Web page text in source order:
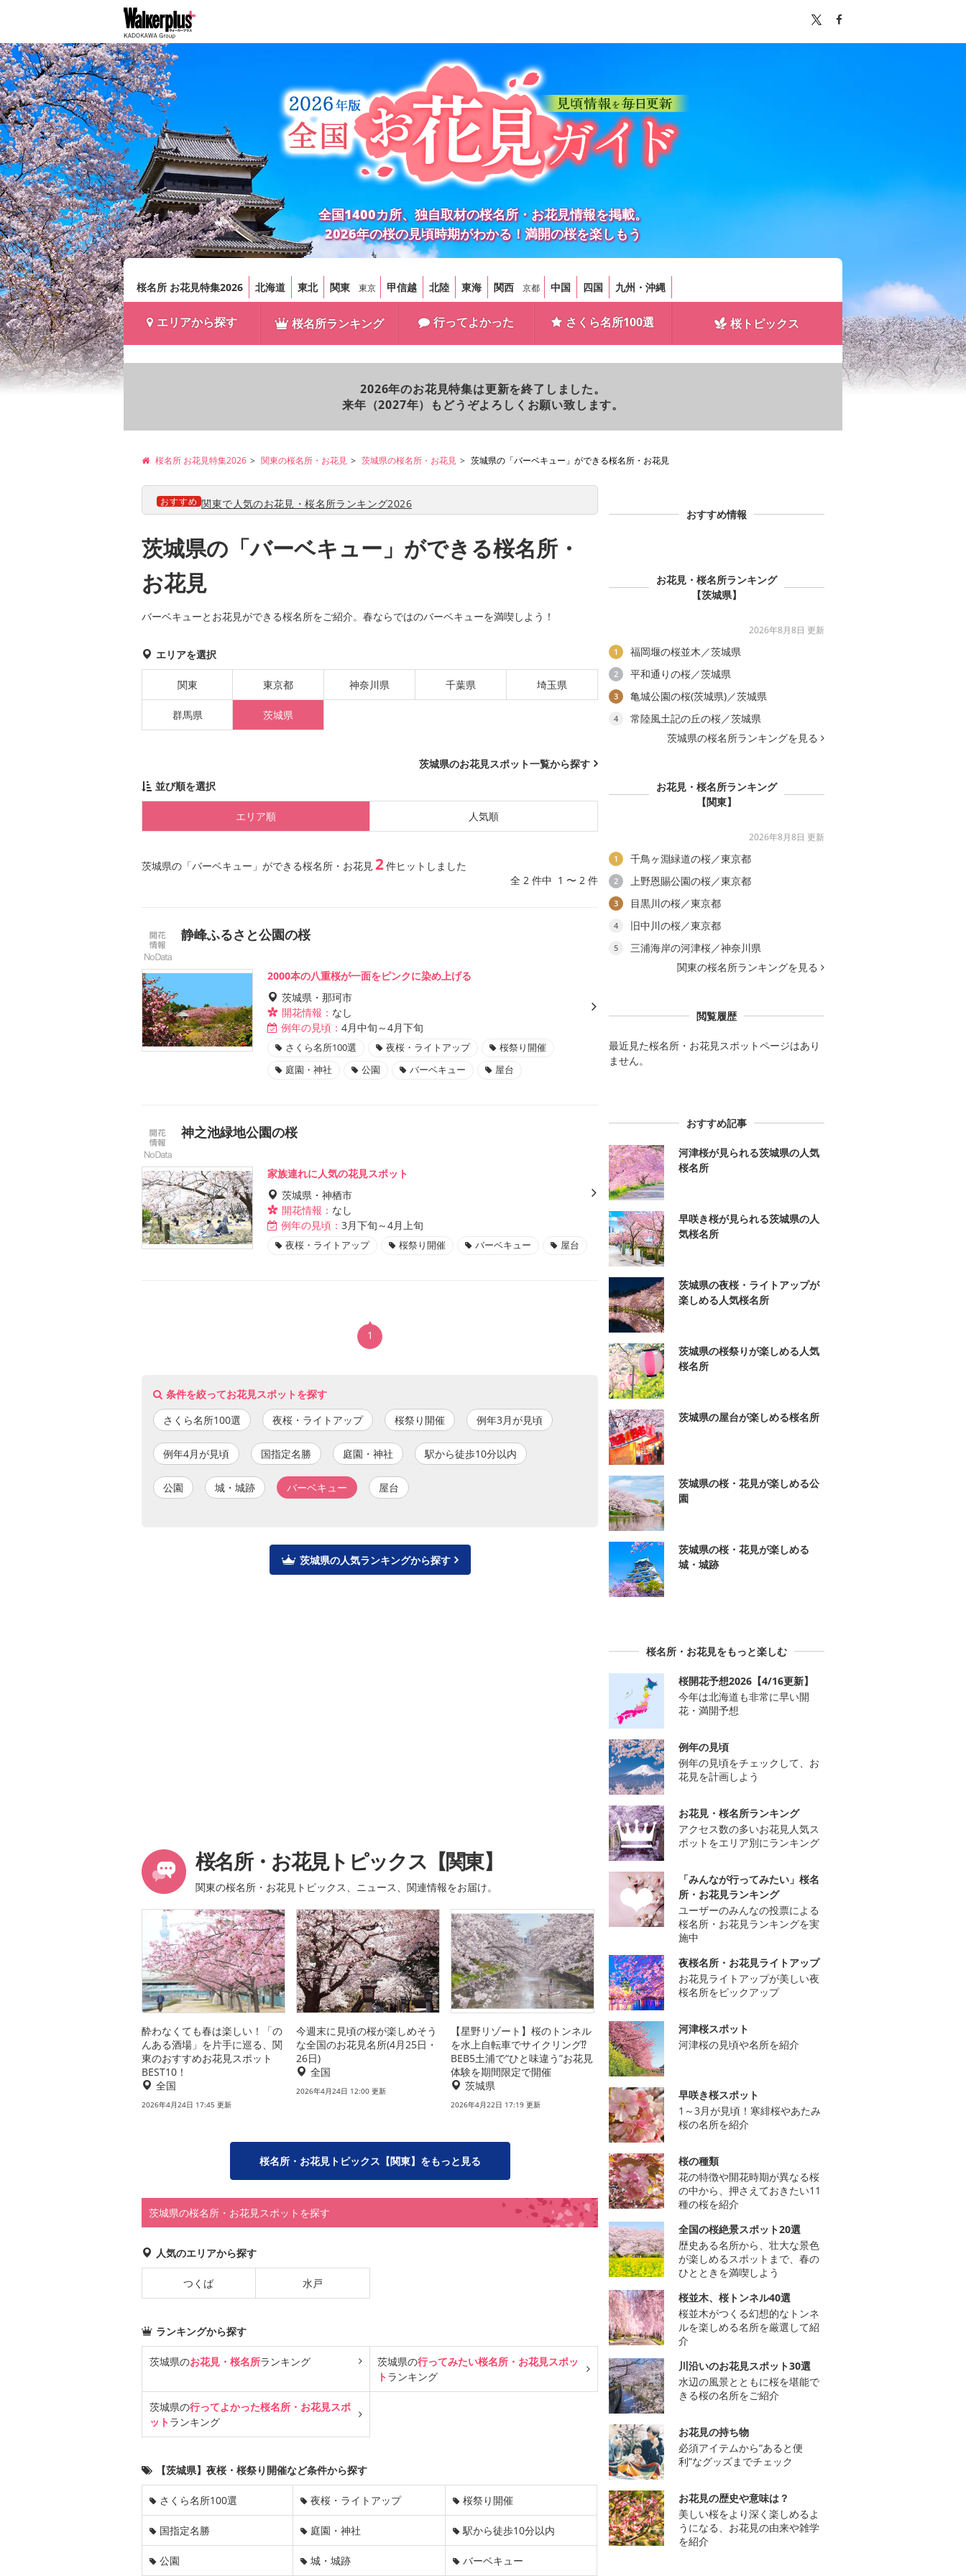
全国1400カ所、独自取材の桜名所・お花見情報を掲載。
2026年の桜の見頃時期がわかる！満開の桜を楽しもう
桜名所 お花見特集2026 北海道 東北 関東 東京 甲信越 北陸 東海 関西 京都 中国 四国 九州・沖縄
エリアから探す 桜名所ランキング 行ってよかった さくら名所100選 桜トピックス
2026年のお花見特集は更新を終了しました。
来年（2027年）もどうぞよろしくお願い致します。
桜名所 お花見特集2026 関東の桜名所・お花見 茨城県の桜名所・お花見 茨城県の「バーベキュー」ができる桜名所・お花見
おすすめ 関東で人気のお花見・桜名所ランキング2026
茨城県の「バーベキュー」ができる桜名所・
お花見
バーベキューとお花見ができる桜名所をご紹介。春ならではのバーベキューを満喫しよう！
エリアを選択
関東 東京都 神奈川県 千葉県 埼玉県
群馬県 茨城県
茨城県のお花見スポット一覧から探す
並び順を選択
エリア順 人気順
茨城県の「バーベキュー」ができる桜名所・お花見2件ヒットしました
全 2 件中 1 〜 2 件
静峰ふるさと公園の桜
2000本の八重桜が一面をピンクに染め上げる
茨城県・那珂市
開花情報： なし
例年の見頃： 4月中旬～4月下旬
さくら名所100選 夜桜・ライトアップ
桜祭り開催
庭園・神社
公園 バーベキュー 屋台
神之池緑地公園の桜
家族連れに人気の花見スポット
茨城県・神栖市
開花情報： なし
例年の見頃： 3月下旬～4月上旬
夜桜・ライトアップ 桜祭り開催 バーベキュー 屋台
1
条件を絞ってお花見スポットを探す
さくら名所100選
夜桜・ライトアップ 桜祭り開催 例年3月が見頃
例年4月が見頃 国指定名勝 庭園・神社 駅から徒歩10分以内
公園 城・城跡 バーベキュー 屋台
茨城県の人気ランキングから探す
桜名所・お花見トピックス【関東】
関東の桜名所・お花見トピックス、ニュース、関連情報をお届け。
酔わなくても春は楽しい！「の
んある酒場」を片手に巡る、関
東のおすすめお花見スポット
BEST10！
全国
2026年4月24日 17:45 更新
今週末に見頃の桜が楽しめそう
な全国のお花見名所(4月25日・
26日)
全国
2026年4月24日 12:00 更新
【星野リゾート】桜のトンネル
を水上自転車でサイクリング⁉
BEB5土浦で“ひと味違う”お花見
体験を期間限定で開催
茨城県
2026年4月22日 17:19 更新
桜名所・お花見トピックス【関東】をもっと見る
茨城県の桜名所・お花見スポットを探す
人気のエリアから探す
つくば 水戸
ランキングから探す
茨城県のお花見・桜名所ランキング 茨城県の行ってみたい桜名所・お花見スポッ
ト ランキング
茨城県の行ってよかった桜名所・お花見スポ
ット ランキング
【茨城県】夜桜・桜祭り開催など条件から探す
さくら名所100選 夜桜・ライトアップ 桜祭り開催
国指定名勝 庭園・神社 駅から徒歩10分以内
公園 城・城跡 バーベキュー
おすすめ情報
お花見・桜名所ランキング
【茨城県】
2026年8月8日 更新
1 福岡堰の桜並木／茨城県
2 平和通りの桜／茨城県
3 亀城公園の桜(茨城県)／茨城県
4
常陸風土記の丘の桜／茨城県
茨城県の桜名所ランキングを見る
お花見・桜名所ランキング
【関東】
2026年8月8日 更新
1 千鳥ヶ淵緑道の桜／東京都
2 上野恩賜公園の桜／東京都
3 目黒川の桜／東京都
4 旧中川の桜／東京都
5
三浦海岸の河津桜／神奈川県
関東の桜名所ランキングを見る
閲覧履歴
最近見た桜名所・お花見スポットページはあり
ません。
おすすめ記事
河津桜が見られる茨城県の人気
桜名所
早咲き桜が見られる茨城県の人
気桜名所
茨城県の夜桜・ライトアップが
楽しめる人気桜名所
茨城県の桜祭りが楽しめる人気
桜名所
茨城県の屋台が楽しめる桜名所
茨城県の桜・花見が楽しめる公
園
茨城県の桜・花見が楽しめる
城・城跡
桜名所・お花見をもっと楽しむ
桜開花予想2026【4/16更新】
今年は北海道も非常に早い開
花・満開予想
例年の見頃
例年の見頃をチェックして、お
花見を計画しよう
お花見・桜名所ランキング
アクセス数の多いお花見人気ス
ポットをエリア別にランキング
「みんなが行ってみたい」桜名
所・お花見ランキング
ユーザーのみんなの投票による
桜名所・お花見ランキングを実
施中
夜桜名所・お花見ライトアップ
お花見ライトアップが美しい夜
桜名所をピックアップ
河津桜スポット
河津桜の見頃や名所を紹介
早咲き桜スポット
1～3月が見頃！寒緋桜やあたみ
桜の名所を紹介
桜の種類
花の特徴や開花時期が異なる桜
の中から、押さえておきたい11
種の桜を紹介
全国の桜絶景スポット20選
歴史ある名所から、壮大な景色
が楽しめるスポットまで、春の
ひとときを満喫しよう
桜並木、桜トンネル40選
桜並木がつくる幻想的なトンネ
ルを楽しめる名所を厳選して紹
介
川沿いのお花見スポット30選
水辺の風景とともに桜を堪能で
きる桜の名所をご紹介
お花見の持ち物
必須アイテムから“あると便
利”なグッズまでチェック
お花見の歴史や意味は？
美しい桜をより深く楽しめるよ
うになる、お花見の由来や雑学
を紹介